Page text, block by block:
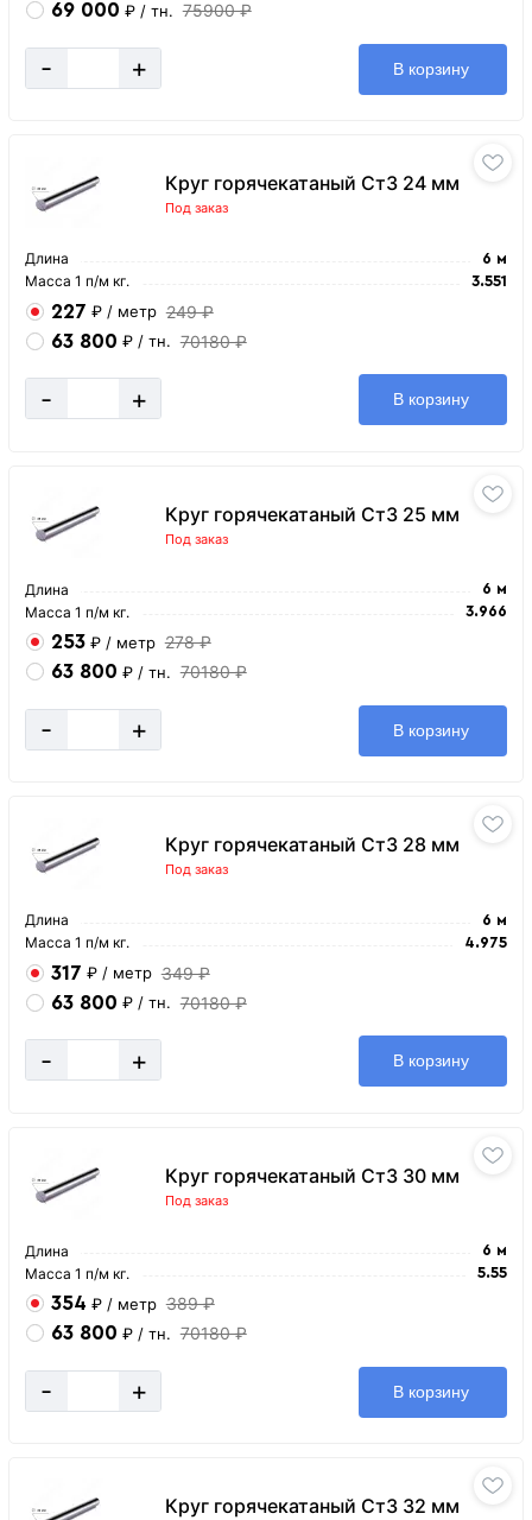
69 000 ₽ / тн. 75900 ₽
- + В корзину
Круг горячекатаный Ст3 24 мм
Под заказ
Длина 6 м
Масса 1 п/м кг. 3.551
227 ₽ / метр 249 ₽
63 800 ₽ / тн. 70180 ₽
- + В корзину
Круг горячекатаный Ст3 25 мм
Под заказ
Длина 6 м
Масса 1 п/м кг. 3.966
253 ₽ / метр 278 ₽
63 800 ₽ / тн. 70180 ₽
- + В корзину
Круг горячекатаный Ст3 28 мм
Под заказ
Длина 6 м
Масса 1 п/м кг. 4.975
317 ₽ / метр 349 ₽
63 800 ₽ / тн. 70180 ₽
- + В корзину
Круг горячекатаный Ст3 30 мм
Под заказ
Длина 6 м
Масса 1 п/м кг. 5.55
354 ₽ / метр 389 ₽
63 800 ₽ / тн. 70180 ₽
- + В корзину
Круг горячекатаный Ст3 32 мм